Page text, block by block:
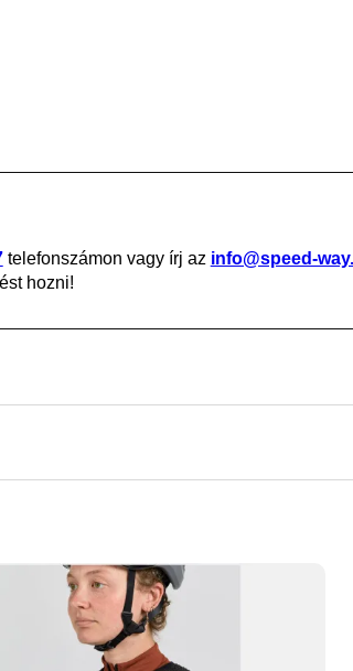
telefonszámon vagy írj az info@speed-
hozni!